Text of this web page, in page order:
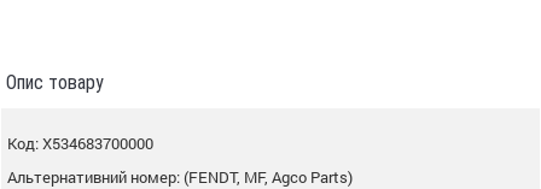
Опис товару
Код: X534683700000
Альтернативний номер: (FENDT, MF, Agco Parts)